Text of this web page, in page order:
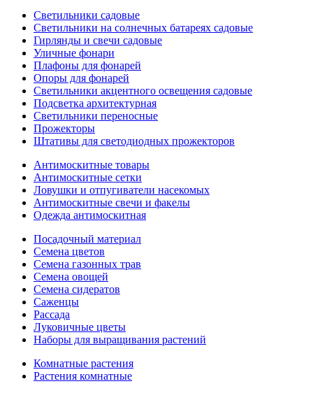
Светильники садовые
Светильники на солнечных батареях садовые
Гирлянды и свечи садовые
Уличные фонари
Плафоны для фонарей
Опоры для фонарей
Светильники акцентного освещения садовые
Подсветка архитектурная
Светильники переносные
Прожекторы
Штативы для светодиодных прожекторов
Антимоскитные товары
Антимоскитные сетки
Ловушки и отпугиватели насекомых
Антимоскитные свечи и факелы
Одежда антимоскитная
Посадочный материал
Семена цветов
Семена газонных трав
Семена овощей
Семена сидератов
Саженцы
Рассада
Луковичные цветы
Наборы для выращивания растений
Комнатные растения
Растения комнатные